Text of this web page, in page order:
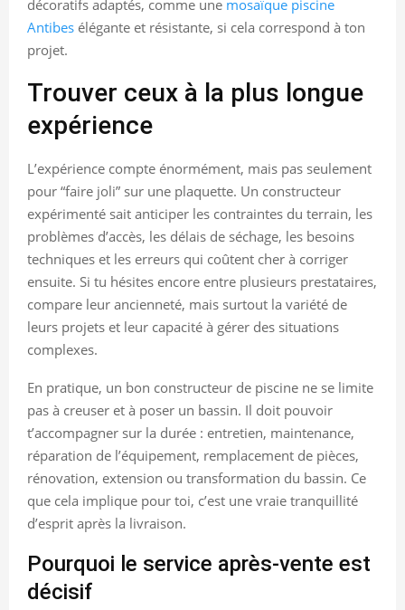
décoratifs adaptés, comme une mosaïque piscine
Antibes élégante et résistante, si cela correspond à ton
projet.
Trouver ceux à la plus longue
expérience
L’expérience compte énormément, mais pas seulement
pour “faire joli” sur une plaquette. Un constructeur
expérimenté sait anticiper les contraintes du terrain, les
problèmes d’accès, les délais de séchage, les besoins
techniques et les erreurs qui coûtent cher à corriger
ensuite. Si tu hésites encore entre plusieurs prestataires,
compare leur ancienneté, mais surtout la variété de
leurs projets et leur capacité à gérer des situations
complexes.
En pratique, un bon constructeur de piscine ne se limite
pas à creuser et à poser un bassin. Il doit pouvoir
t’accompagner sur la durée : entretien, maintenance,
réparation de l’équipement, remplacement de pièces,
rénovation, extension ou transformation du bassin. Ce
que cela implique pour toi, c’est une vraie tranquillité
d’esprit après la livraison.
Pourquoi le service après-vente est
décisif